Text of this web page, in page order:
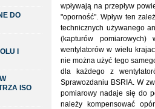
wpływają na przepływ
"oporność". Wpływ ten
technicznych używanego
(kapturów pomiarowych)
wentylatorów w wielu
nie można użyć tego
dla każdego z
Sprawozdaniu BSRIA. W
pomiarowy nadaje się do
należy kompensować
DO
I
ISO